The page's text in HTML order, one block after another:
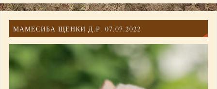
МАМЕСИБА ЩЕНКИ Д.Р. 07.07.2022